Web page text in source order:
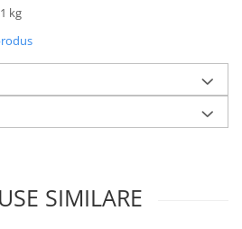
kg
SIMILARE